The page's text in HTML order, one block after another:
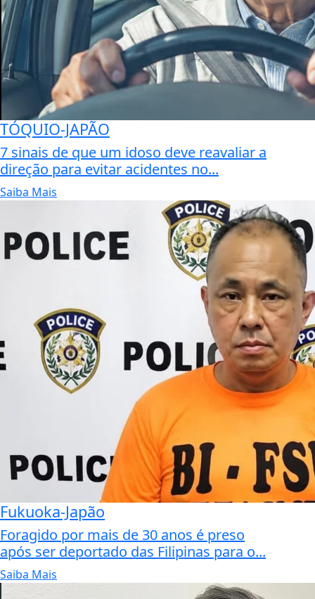
TÓQUIO-JAPÃO
7 sinais de que um idoso deve reavaliar a
direção para evitar acidentes no...
Saiba Mais
Fukuoka-Japão
Foragido por mais de 30 anos é preso
após ser deportado das Filipinas para o...
Saiba Mais